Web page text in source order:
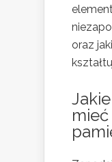
oraz